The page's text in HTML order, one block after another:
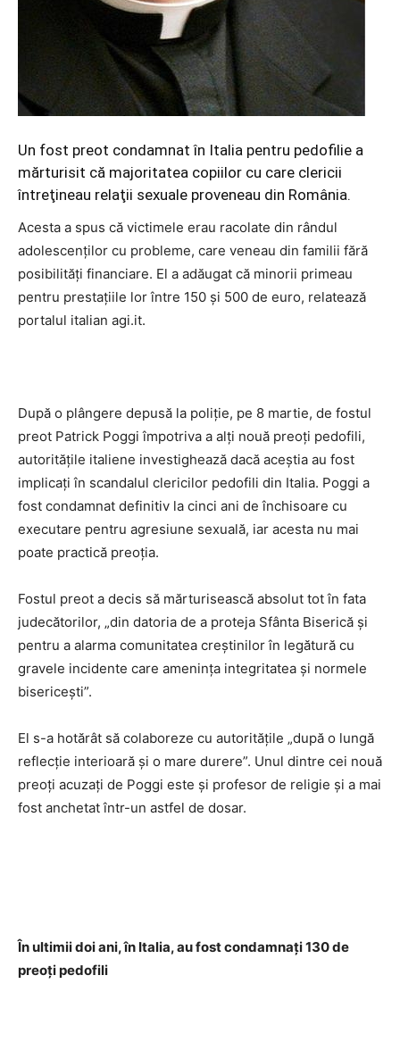
Un fost preot condamnat în Italia pentru pedofilie a
mărturisit că majoritatea copiilor cu care clericii
întreţineau relaţii sexuale proveneau din România.
Acesta a spus că victimele erau racolate din rândul
adolescenţilor cu probleme, care veneau din familii fără
posibilităţi financiare. El a adăugat că minorii primeau
pentru prestaţiile lor între 150 şi 500 de euro, relatează
portalul italian agi.it.
După o plângere depusă la poliţie, pe 8 martie, de fostul
preot Patrick Poggi împotriva a alţi nouă preoţi pedofili,
autorităţile italiene investighează dacă aceştia au fost
implicaţi în scandalul clericilor pedofili din Italia. Poggi a
fost condamnat definitiv la cinci ani de închisoare cu
executare pentru agresiune sexuală, iar acesta nu mai
poate practică preoţia.
Fostul preot a decis să mărturisească absolut tot în fata
judecătorilor, „din datoria de a proteja Sfânta Biserică şi
pentru a alarma comunitatea creştinilor în legătură cu
gravele incidente care ameninţa integritatea şi normele
bisericeşti”.
El s-a hotărât să colaboreze cu autorităţile „după o lungă
reflecţie interioară şi o mare durere”. Unul dintre cei nouă
preoţi acuzaţi de Poggi este şi profesor de religie şi a mai
fost anchetat într-un astfel de dosar.
În ultimii doi ani, în Italia, au fost condamnaţi 130 de
preoţi pedofili